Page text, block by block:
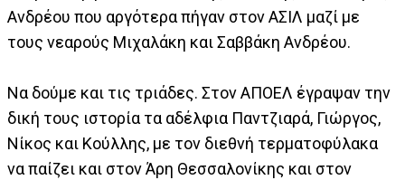
Ανδρέου που αργότερα πήγαν στον ΑΣΙΛ μαζί με
τους νεαρούς Μιχαλάκη και Σαββάκη Ανδρέου.
Να δούμε και τις τριάδες. Στον ΑΠΟΕΛ έγραψαν την
δική τους ιστορία τα αδέλφια Παντζιαρά, Γιώργος,
Νίκος και Κούλλης, με τον διεθνή τερματοφύλακα
να παίζει και στον Άρη Θεσσαλονίκης και στον